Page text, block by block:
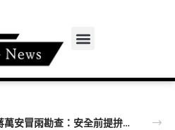
內湖邊坡才崩塌又遇颱風 蔣萬安冒雨勘查：安全前提拚完工